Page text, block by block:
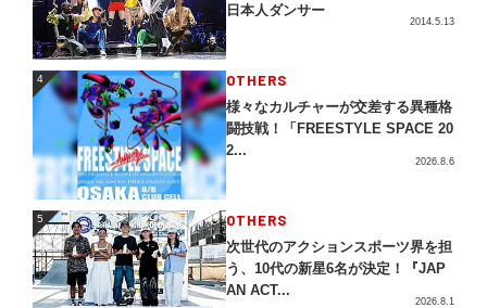
日本人ダンサー
2014.5.13
4 OTHERS
様々なカルチャーが交差する異種格
闘技戦！「FREESTYLE SPACE 20
2...
2026.8.6
5 OTHERS
次世代のアクションスポーツ界を担
う、10代の新星6名が決定！『JAP
AN ACT...
2026.8.1